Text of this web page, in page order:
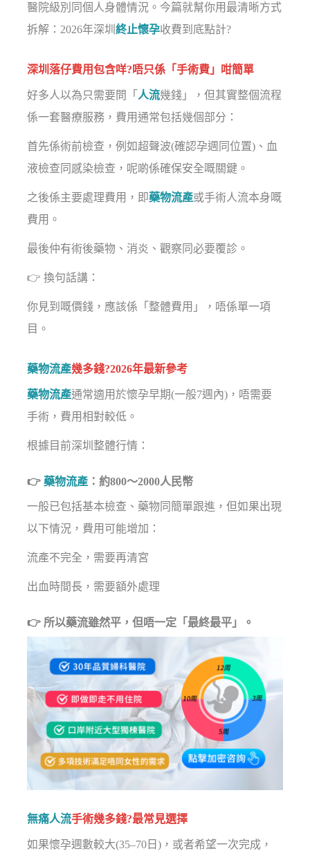
醫院級別同個人身體情況。今篇就幫你用最清晰方式
拆解：2026年深圳終止懷孕收費到底點計?
深圳落仔費用包含咩?唔只係「手術費」咁簡單
好多人以為只需要問「 人流幾錢」，但其實整個流程
係一套醫療服務，費用通常包括幾個部分：
首先係術前檢查，例如超聲波(確認孕週同位置)、血
液檢查同感染檢查，呢啲係確保安全嘅關鍵。
之後係主要處理費用，即藥物流產或手術人流本身嘅
費用。
最後仲有術後藥物、消炎、觀察同必要覆診。
👉 換句話講：
你見到嘅價錢，應該係「整體費用」，唔係單一項
目。
藥物流產幾多錢?2026年最新參考
藥物流產通常適用於懷孕早期(一般7週內)，唔需要
手術，費用相對較低。
根據目前深圳整體行情：
👉 藥物流產 ：約800～2000人民幣
一般已包括基本檢查、藥物同簡單跟進，但如果出現
以下情況，費用可能增加：
流產不完全，需要再清宮
出血時間長，需要額外處理
👉 所以藥流雖然平，但唔一定「最終最平」。
無痛人流手術幾多錢?最常見選擇
如果懷孕週數較大(35–70日)，或者希望一次完成，